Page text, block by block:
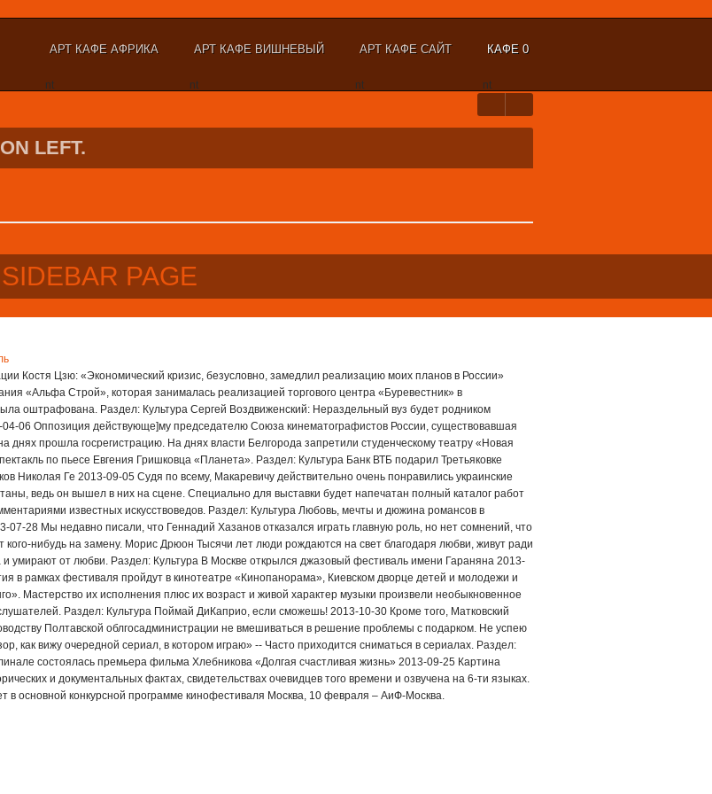
АРТ КАФЕ АФРИКА
nt
АРТ КАФЕ ВИШНЕВЫЙ
nt
АРТ КАФЕ САЙТ
nt
КАФЕ 0
nt
LEFT.
PAGE
Костя Цзю: «Экономический кризис, безусловно, замедлил реализацию моих планов в России»
«Альфа Строй», которая занималась реализацией торгового центра «Буревестник» в
оштрафована. Раздел: Культура Сергей Воздвиженский: Нераздельный вуз будет родником
04-06 Оппозиция действующе]му председателю Союза кинематографистов России, существовавшая
днях прошла госрегистрацию. На днях власти Белгорода запретили студенческому театру «Новая
по пьесе Евгения Гришковца «Планета». Раздел: Культура Банк ВТБ подарил Третьяковке
Николая Ге 2013-09-05 Судя по всему, Макаревичу действительно очень понравились украинские
ведь он вышел в них на сцене. Специально для выставки будет напечатан полный каталог работ
известных искусствоведов. Раздел: Культура Любовь, мечты и дюжина романсов в
07-28 Мы недавно писали, что Геннадий Хазанов отказался играть главную роль, но нет сомнений, что
кого-нибудь на замену. Морис Дрюон Тысячи лет люди рождаются на свет благодаря любви, живут ради
и умирают от любви. Раздел: Культура В Москве открылся джазовый фестиваль имени Гараняна 2013-
в рамках фестиваля пройдут в кинотеатре «Кинопанорама», Киевском дворце детей и молодежи и
Мастерство их исполнения плюс их возраст и живой характер музыки произвели необыкновенное
Раздел: Культура Поймай ДиКаприо, если сможешь! 2013-10-30 Кроме того, Матковский
Полтавской облгосадминистрации не вмешиваться в решение проблемы с подарком. Не успею
как вижу очередной сериал, в котором играю» -- Часто приходится сниматься в сериалах. Раздел:
состоялась премьера фильма Хлебникова «Долгая счастливая жизнь» 2013-09-25 Картина
и документальных фактах, свидетельствах очевидцев того времени и озвучена на 6-ти языках.
в основной конкурсной программе кинофестиваля Москва, 10 февраля – АиФ-Москва.